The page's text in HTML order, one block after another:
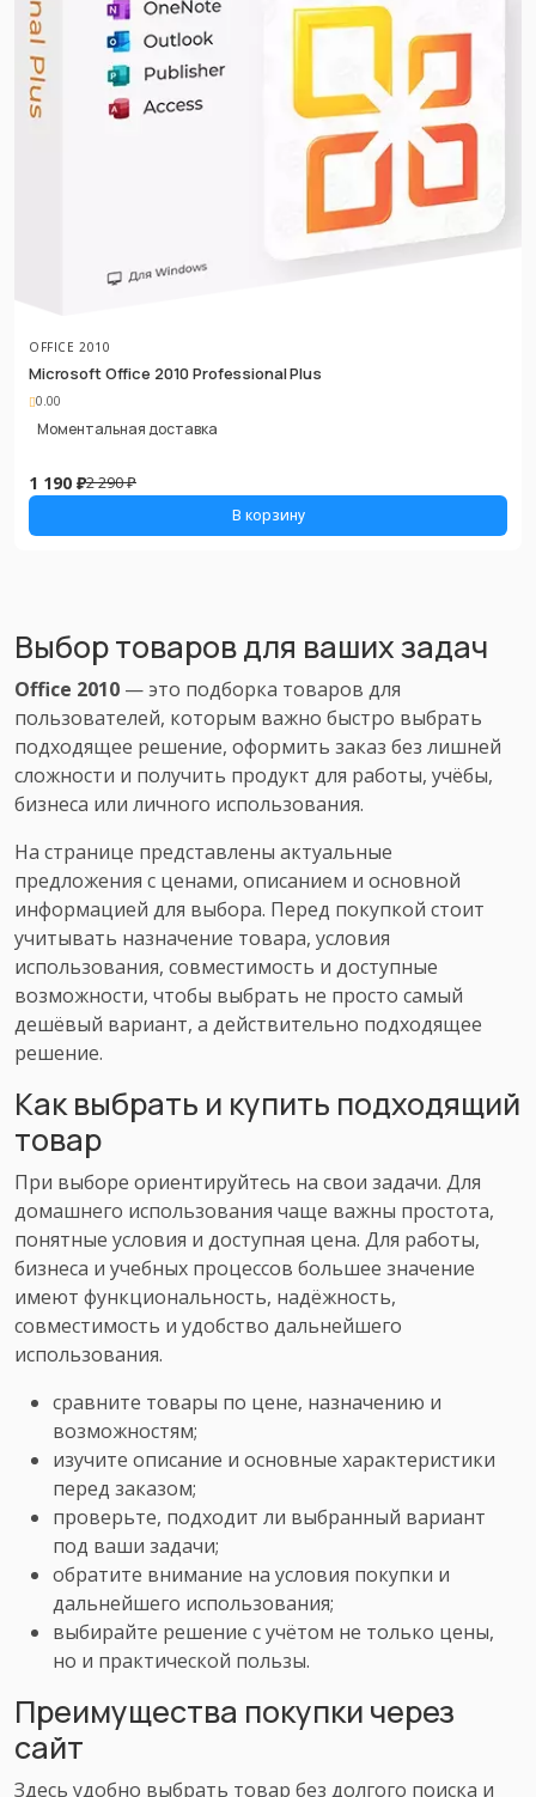
OFFICE 2010
Microsoft Office 2010 Professional Plus
0.00
Моментальная доставка
1 190 ₽2 290 ₽
В корзину
Выбор товаров для ваших задач
Office 2010 — это подборка товаров для
пользователей, которым важно быстро выбрать
подходящее решение, оформить заказ без лишней
сложности и получить продукт для работы, учёбы,
бизнеса или личного использования.
На странице представлены актуальные
предложения с ценами, описанием и основной
информацией для выбора. Перед покупкой стоит
учитывать назначение товара, условия
использования, совместимость и доступные
возможности, чтобы выбрать не просто самый
дешёвый вариант, а действительно подходящее
решение.
Как выбрать и купить подходящий
товар
При выборе ориентируйтесь на свои задачи. Для
домашнего использования чаще важны простота,
понятные условия и доступная цена. Для работы,
бизнеса и учебных процессов большее значение
имеют функциональность, надёжность,
совместимость и удобство дальнейшего
использования.
сравните товары по цене, назначению и
возможностям;
изучите описание и основные характеристики
перед заказом;
проверьте, подходит ли выбранный вариант
под ваши задачи;
обратите внимание на условия покупки и
дальнейшего использования;
выбирайте решение с учётом не только цены,
но и практической пользы.
Преимущества покупки через
сайт
Здесь удобно выбрать товар без долгого поиска и